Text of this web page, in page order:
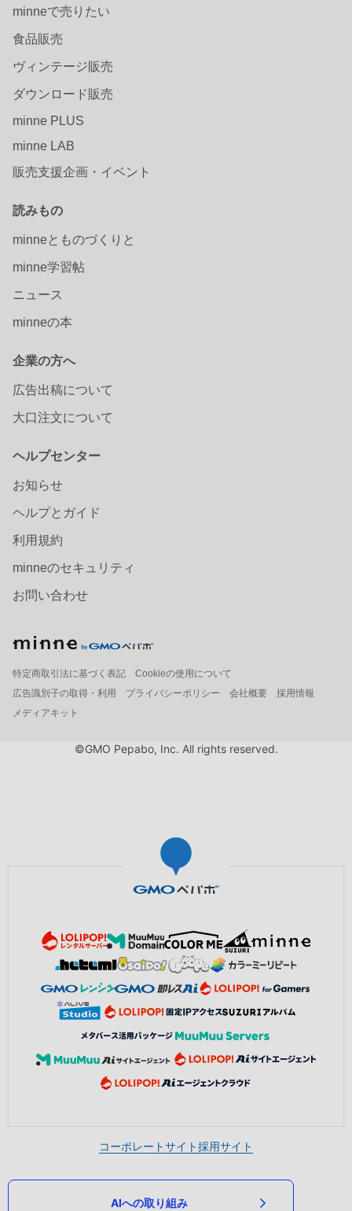
minneで売りたい
食品販売
ヴィンテージ販売
ダウンロード販売
minne PLUS
minne LAB
販売支援企画・イベント
読みもの
minneとものづくりと
minne学習帖
ニュース
minneの本
企業の方へ
広告出稿について
大口注文について
ヘルプセンター
お知らせ
ヘルプとガイド
利用規約
minneのセキュリティ
お問い合わせ
特定商取引法に基づく表記
Cookieの使用について
広告識別子の取得・利用
プライバシーポリシー 会社概要
採用情報
メディアキット
©GMO Pepabo, Inc. All rights reserved.
コーポレートサイト採用サイト
AIへの取り組み